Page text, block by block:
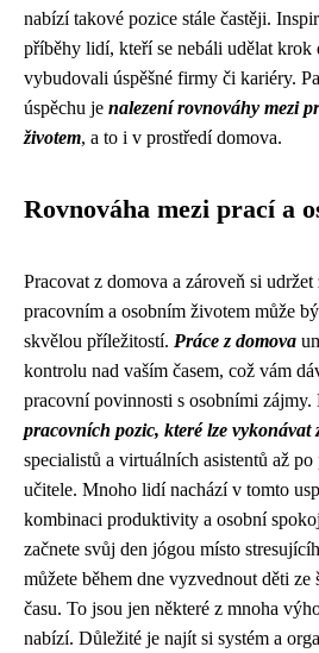
nabízí takové pozice stále častěji.
příběhy lidí, kteří se nebáli udělat krok
vybudovali úspěšné firmy či kariéry.
úspěchu je nalezení rovnováhy mezi
životem, a to i v prostředí domova.
Rovnováha mezi prací a
Pracovat z domova a zároveň si
pracovním a osobním životem může
skvělou příležitostí. Práce z domova
kontrolu nad vaším časem, což vám
pracovní povinnosti s osobními zájmy.
pracovních pozic, které lze vykonávat
specialistů a virtuálních asistentů až
učitele. Mnoho lidí nachází v tomto
kombinaci produktivity a osobní
začnete svůj den jógou místo
můžete během dne vyzvednout děti
času. To jsou jen některé z mnoha
nabízí. Důležité je najít si systém a